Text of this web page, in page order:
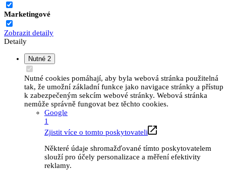
Marketingové
Zobrazit detaily
Detaily
Nutné 2
Nutné cookies pomáhají, aby byla webová stránka použitelná
tak, že umožní základní funkce jako navigace stránky a přístup
k zabezpečeným sekcím webové stránky. Webová stránka
nemůže správně fungovat bez těchto cookies.
Google
1
Zjistit více o tomto poskytovateli
Některé údaje shromažďované tímto poskytovatelem
slouží pro účely personalizace a měření efektivity
reklamy.